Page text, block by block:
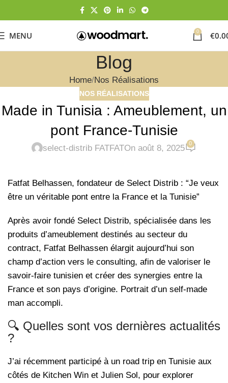
MENU 0 €
Blog
Home Nos Réalisations
NOS RÉALISATIONS
Made in Tunisia : Ameublement, un
pont France-Tunisie
select-distrib FATFATOn août 8, 2025 0
Fatfat Belhassen, fondateur de Select Distrib : “Je veux
être un véritable pont entre la France et la Tunisie”
Après avoir fondé Select Distrib, spécialisée dans les
produits d’ameublement destinés au secteur du
contract, Fatfat Belhassen élargit aujourd’hui son
champ d’action vers le consulting, afin de valoriser le
savoir-faire tunisien et créer des synergies entre la
France et son pays d’origine. Portrait d’un self-made
man accompli.
🔍 Quelles sont vos dernières actualités
?
J’ai récemment participé à un road trip en Tunisie aux
côtés de Kitchen Win et Julien Sol, pour explorer